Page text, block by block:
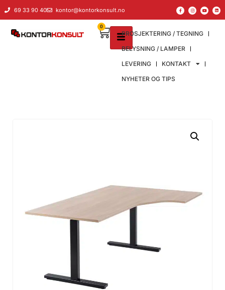
69 33 90 40 kontor@kontorkonsult.no
PROSJEKTERING / TEGNING
BELYSNING / LAMPER
LEVERING
KONTAKT
NYHETER OG TIPS
0